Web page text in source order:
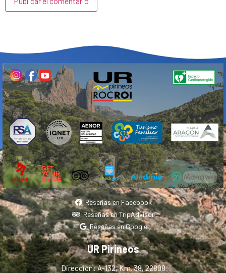
Reseñas en Facebook
Reseñas en TripAdvisor
Reseñas en Google
UR Pirineos
Dirección: A-132, Km. 38, 22808